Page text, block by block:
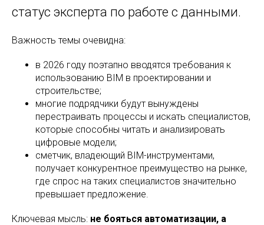
статус эксперта по работе с данными.
Важность темы очевидна:
в 2026 году поэтапно вводятся требования к
использованию BIM в проектировании и
строительстве;
многие подрядчики будут вынуждены
перестраивать процессы и искать специалистов,
которые способны читать и анализировать
цифровые модели;
сметчик, владеющий BIM-инструментами,
получает конкурентное преимущество на рынке,
где спрос на таких специалистов значительно
превышает предложение.
Ключевая мысль: не бояться автоматизации, а